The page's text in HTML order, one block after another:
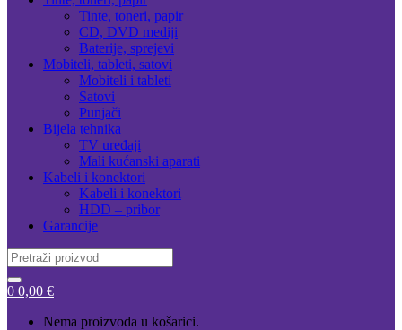
Tinte, toneri, papir
CD, DVD mediji
Baterije, sprejevi
Mobiteli, tableti, satovi
Mobiteli i tableti
Satovi
Punjači
Bijela tehnika
TV uređaji
Mali kućanski aparati
Kabeli i konektori
Kabeli i konektori
HDD – pribor
Garancije
Search
for:
0 0,00 €
Nema proizvoda u košarici.